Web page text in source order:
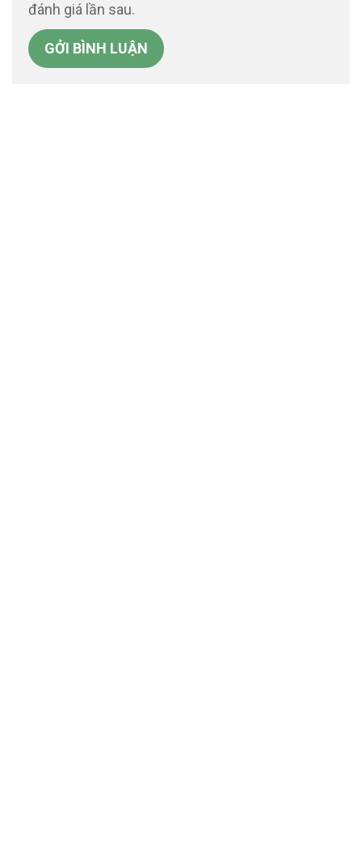
đánh giá lần sau.